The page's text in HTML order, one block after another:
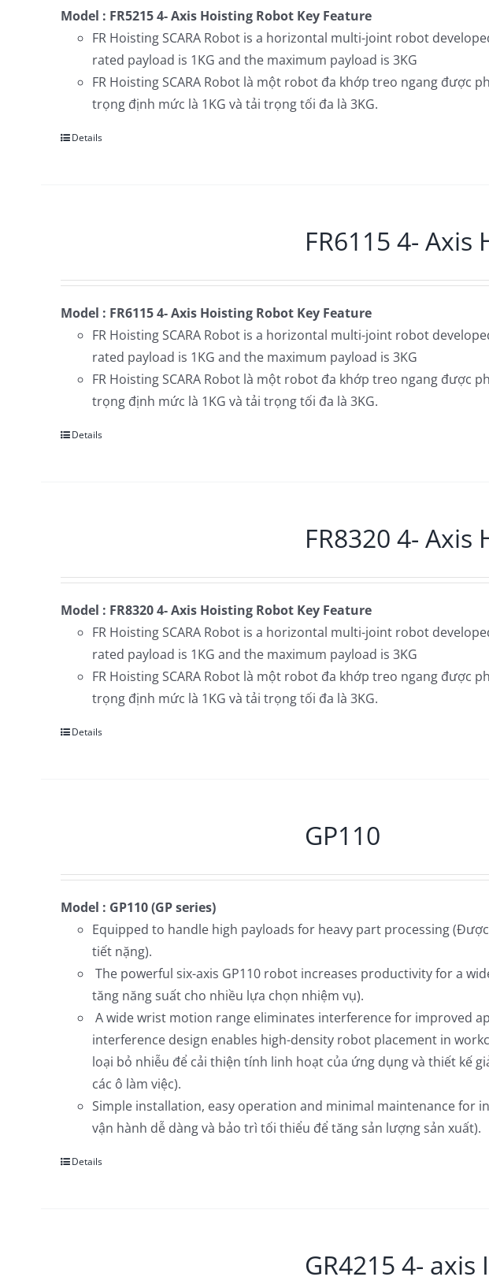
Model : FR5215 4- Axis Hoisting Robot Key Feature
FR Hoisting SCARA Robot is a horizontal multi-joint robot
rated payload is 1KG and the maximum payload is 3KG
FR Hoisting SCARA Robot là một robot đa khớp treo ngang được
trọng định mức là 1KG và tải trọng tối đa là 3KG.
Details
FR6115 4-
Model : FR6115 4- Axis Hoisting Robot Key Feature
FR Hoisting SCARA Robot is a horizontal multi-joint robot
rated payload is 1KG and the maximum payload is 3KG
FR Hoisting SCARA Robot là một robot đa khớp treo ngang được
trọng định mức là 1KG và tải trọng tối đa là 3KG.
Details
FR8320 4-
Model : FR8320 4- Axis Hoisting Robot Key Feature
FR Hoisting SCARA Robot is a horizontal multi-joint robot
rated payload is 1KG and the maximum payload is 3KG
FR Hoisting SCARA Robot là một robot đa khớp treo ngang được
trọng định mức là 1KG và tải trọng tối đa là 3KG.
Details
GP110
Model : GP110 (GP series)
Equipped to handle high payloads for heavy part processing
tiết nặng).
The powerful six-axis GP110 robot increases productivity for a
tăng năng suất cho nhiều lựa chọn nhiệm vụ).
A wide wrist motion range eliminates interference for improved
interference design enables high-density robot placement in
loại bỏ nhiễu để cải thiện tính linh hoạt của ứng dụng và thiết kế
các ô làm việc).
Simple installation, easy operation and minimal maintenance for
vận hành dễ dàng và bảo trì tối thiểu để tăng sản lượng sản xuất).
Details
GR4215 4-